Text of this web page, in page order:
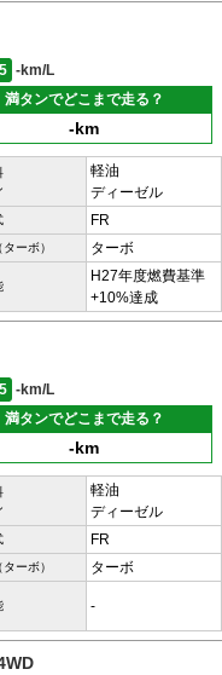
-km/L
満タンでどこまで走る？
-km
軽油
ディーゼル
FR
ーボ） ターボ
H27年度燃費基準
+10%達成
-km/L
満タンでどこまで走る？
-km
軽油
ディーゼル
FR
ーボ） ターボ
-